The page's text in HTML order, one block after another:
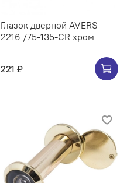
Глазок дверной AVERS
2216 /75-135-CR хром
221 ₽